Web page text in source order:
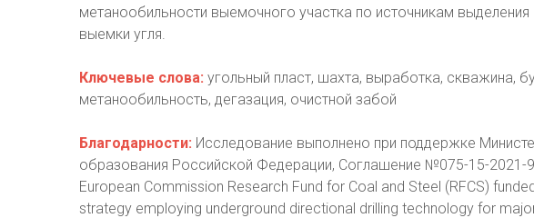
метанообильности выемочного участка по источникам
выемки угля.
Ключевые слова: угольный пласт, шахта, выработка, скважина,
метанообильность, дегазация, очистной забой
Благодарности: Исследование выполнено при поддержке
образования Российской Федерации, Соглашение №075-15-2021-
European Commission Research Fund for Coal and Steel (RFCS)
strategy employing underground directional drilling technology for